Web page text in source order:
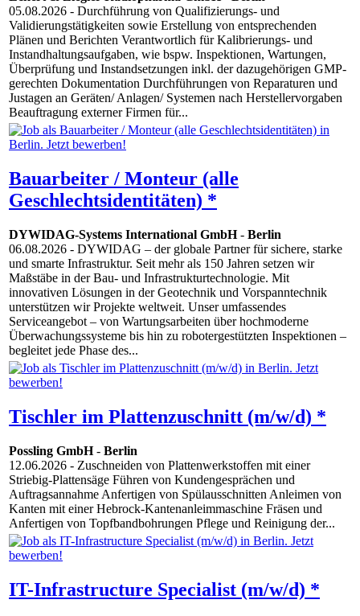
05.08.2026 - Durchführung von Qualifizierungs- und
Validierungstätigkeiten sowie Erstellung von entsprechenden
Plänen und Berichten Verantwortlich für Kalibrierungs- und
Instandhaltungsaufgaben, wie bspw. Inspektionen, Wartungen,
Überprüfung und Instandsetzungen inkl. der dazugehörigen GMP-
gerechten Dokumentation Durchführungen von Reparaturen und
Justagen an Geräten/ Anlagen/ Systemen nach Herstellervorgaben
Beauftragung externer Firmen für...
Bauarbeiter / Monteur (alle
Geschlechtsidentitäten) *
DYWIDAG-Systems International GmbH- Berlin
06.08.2026 - DYWIDAG – der globale Partner für sichere, starke
und smarte Infrastruktur. Seit mehr als 150 Jahren setzen wir
Maßstäbe in der Bau- und Infrastrukturtechnologie. Mit
innovativen Lösungen in der Geotechnik und Vorspanntechnik
unterstützen wir Projekte weltweit. Unser umfassendes
Serviceangebot – von Wartungsarbeiten über hochmoderne
Überwachungssysteme bis hin zu robotergestützten Inspektionen –
begleitet jede Phase des...
Tischler im Plattenzuschnitt (m/w/d) *
Possling GmbH- Berlin
12.06.2026 - Zuschneiden von Plattenwerkstoffen mit einer
Striebig-Plattensäge Führen von Kundengesprächen und
Auftragsannahme Anfertigen von Spülausschnitten Anleimen von
Kanten mit einer Hebrock-Kantenanleimmaschine Fräsen und
Anfertigen von Topfbandbohrungen Pflege und Reinigung der...
IT-Infrastructure Specialist (m/w/d) *